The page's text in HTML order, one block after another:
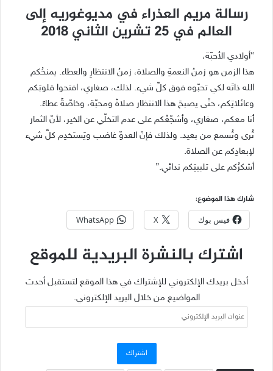
رسالة مريم العذراء في مديوغوريه إلى
العالم في 25 تشرين الثاني 2018
“أولادي الأحبّة،
هذا الزمن هو زمنُ النعمةِ والصلاة، زمنُ الانتظارِ والعطاء. يمنحُكم
الله ذاتَه لكي تحبّوه فوق كلِّ شيء. لذلك، صغاري، افتحوا قلوبَكم
وعائلاتِكم، حتّى يصبحَ هذا الانتظار صلاةً ومحبّة، وخاصّةً عطاءً.
أنا معكم، صغاري، وأشجّعُكم على عدم التخلّي عن الخير، لأنّ الثمار
تُرى وتُسمع من بعيد. ولذلك فإنّ العدوّ غاضب ويَستخدِم كلَّ شيء
لإبعادِكم عن الصلاة.
أشكرُكم على تلبيتِكم ندائي.”
شارك هذا الموضوع:
فيس بوك X
WhatsApp
اشترك بالنشرة البريدية للموقع
أدخل بريدك الإلكتروني للإشتراك في هذا الموقع لتستقبل أحدث
المواضيع من خلال البريد الإلكتروني.
عنوان
البريد
اشتراك